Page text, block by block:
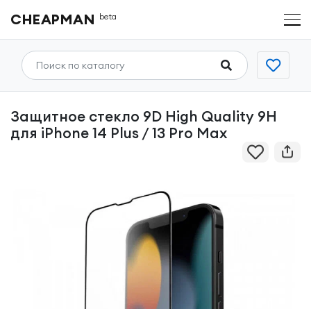
CHEAPMAN beta
Защитное стекло 9D High Quality 9H
для iPhone 14 Plus / 13 Pro Max